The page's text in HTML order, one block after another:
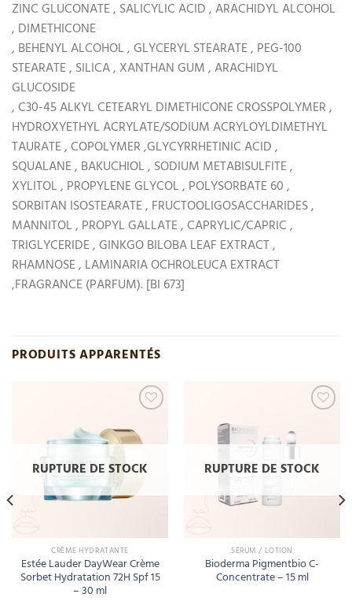
ZINC GLUCONATE , SALICYLIC ACID , ARACHIDYL ALCOHOL
, DIMETHICONE
, BEHENYL ALCOHOL , GLYCERYL STEARATE , PEG-100
STEARATE , SILICA , XANTHAN GUM , ARACHIDYL
GLUCOSIDE
, C30-45 ALKYL CETEARYL DIMETHICONE CROSSPOLYMER ,
HYDROXYETHYL ACRYLATE/SODIUM ACRYLOYLDIMETHYL
TAURATE , COPOLYMER ,GLYCYRRHETINIC ACID ,
SQUALANE , BAKUCHIOL , SODIUM METABISULFITE ,
XYLITOL , PROPYLENE GLYCOL , POLYSORBATE 60 ,
SORBITAN ISOSTEARATE , FRUCTOOLIGOSACCHARIDES ,
MANNITOL , PROPYL GALLATE , CAPRYLIC/CAPRIC ,
TRIGLYCERIDE , GINKGO BILOBA LEAF EXTRACT ,
RHAMNOSE , LAMINARIA OCHROLEUCA EXTRACT
,FRAGRANCE (PARFUM). [BI 673]
PRODUITS APPARENTÉS
wishlist
RUPTURE DE STOCK
CRÈME HYDRATANTE
Estée Lauder DayWear Crème
Sorbet Hydratation 72H Spf 15
– 30 ml
RUPTURE DE STOCK
SÉRUM / LOTION
Bioderma Pigmentbio C-
Concentrate – 15 ml